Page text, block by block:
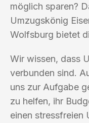
möglich sparen?
Umzugskönig
Wolfsburg bietet
Wir wissen, dass
verbunden sind.
uns zur Aufgabe
zu helfen, ihr
einen stressfreien